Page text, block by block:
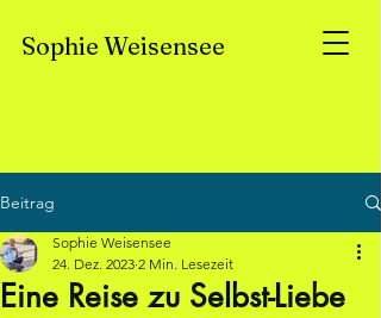
Sophie Weisensee
Beitrag
Eine Reise zu Selbst-Liebe
Sophie Weisensee
24. Dez. 2023 2 Min. Lesezeit